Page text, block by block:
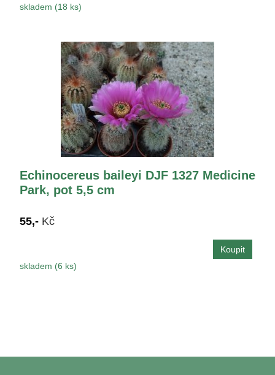
skladem (18 ks)
Echinocereus baileyi DJF 1327 Medicine
Park, pot 5,5 cm
55,- Kč
skladem (6 ks)